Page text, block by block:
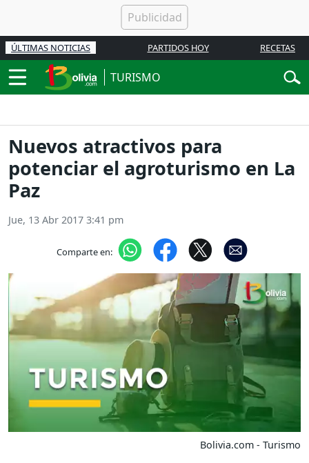
ÚLTIMAS NOTICIAS PARTIDOS HOY RECETAS
TURISMO
Nuevos atractivos para
potenciar el agroturismo en La
Paz
Jue, 13 Abr 2017 3:41 pm
Comparte en:
Bolivia.com - Turismo